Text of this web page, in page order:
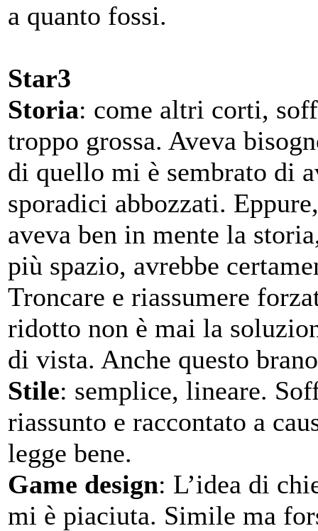
a quanto fossi.
Star3
Storia: come altri corti,
troppo grossa. Aveva
di quello mi è sembrato di
sporadici abbozzati.
aveva ben in mente la
più spazio, avrebbe
Troncare e riassumere
ridotto non è mai la
di vista. Anche questo
Stile: semplice, lineare.
riassunto e raccontato a
legge bene.
Game design: L’idea di
mi è piaciuta. Simile ma